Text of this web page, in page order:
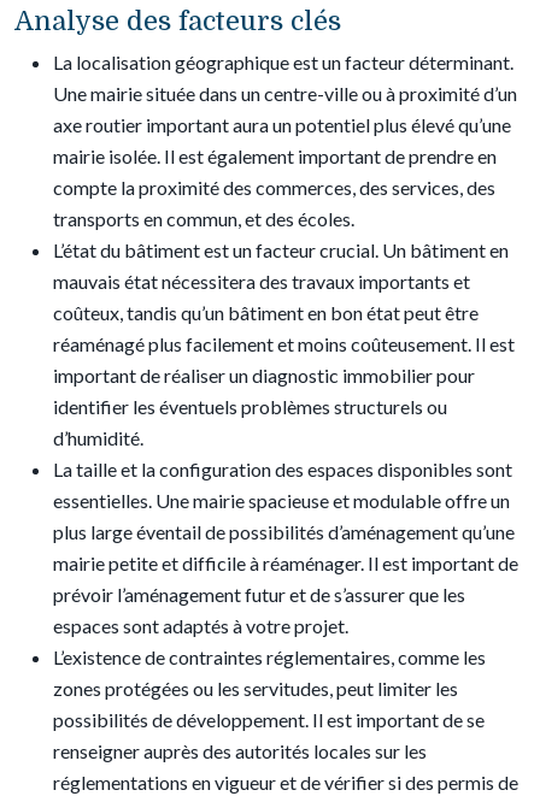
Analyse des facteurs clés
La localisation géographique est un facteur déterminant.
Une mairie située dans un centre-ville ou à proximité d’un
axe routier important aura un potentiel plus élevé qu’une
mairie isolée. Il est également important de prendre en
compte la proximité des commerces, des services, des
transports en commun, et des écoles.
L’état du bâtiment est un facteur crucial. Un bâtiment en
mauvais état nécessitera des travaux importants et
coûteux, tandis qu’un bâtiment en bon état peut être
réaménagé plus facilement et moins coûteusement. Il est
important de réaliser un diagnostic immobilier pour
identifier les éventuels problèmes structurels ou
d’humidité.
La taille et la configuration des espaces disponibles sont
essentielles. Une mairie spacieuse et modulable offre un
plus large éventail de possibilités d’aménagement qu’une
mairie petite et difficile à réaménager. Il est important de
prévoir l’aménagement futur et de s’assurer que les
espaces sont adaptés à votre projet.
L’existence de contraintes réglementaires, comme les
zones protégées ou les servitudes, peut limiter les
possibilités de développement. Il est important de se
renseigner auprès des autorités locales sur les
réglementations en vigueur et de vérifier si des permis de